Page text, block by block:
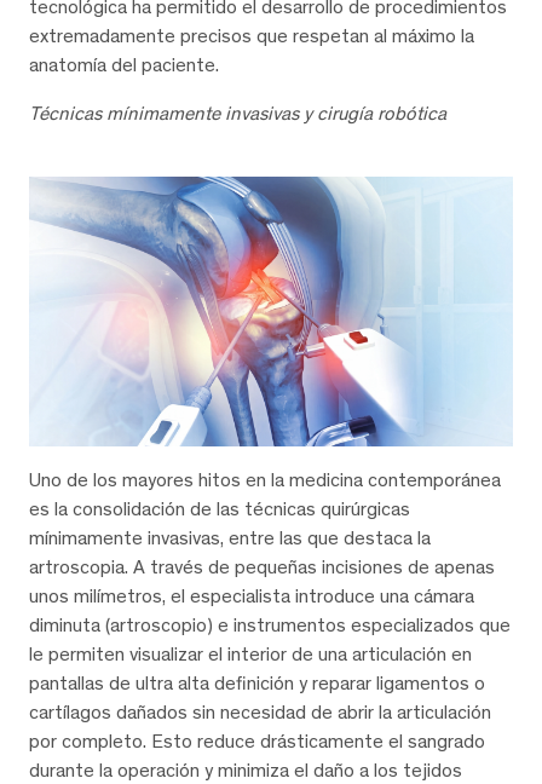
tecnológica ha permitido el desarrollo de procedimientos
extremadamente precisos que respetan al máximo la
anatomía del paciente.
Técnicas mínimamente invasivas y cirugía robótica
Uno de los mayores hitos en la medicina contemporánea
es la consolidación de las técnicas quirúrgicas
mínimamente invasivas, entre las que destaca la
artroscopia. A través de pequeñas incisiones de apenas
unos milímetros, el especialista introduce una cámara
diminuta (artroscopio) e instrumentos especializados que
le permiten visualizar el interior de una articulación en
pantallas de ultra alta definición y reparar ligamentos o
cartílagos dañados sin necesidad de abrir la articulación
por completo. Esto reduce drásticamente el sangrado
durante la operación y minimiza el daño a los tejidos